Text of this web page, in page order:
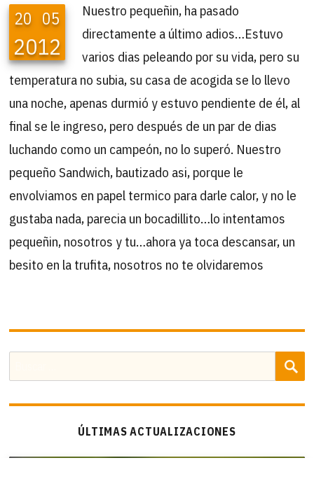
20 05
2012
Nuestro pequeñin, ha pasado
directamente a último adios…Estuvo
varios dias peleando por su vida, pero su
temperatura no subia, su casa de acogida se lo llevo
una noche, apenas durmió y estuvo pendiente de él, al
final se le ingreso, pero después de un par de dias
luchando como un campeón, no lo superó. Nuestro
pequeño Sandwich, bautizado asi, porque le
envolviamos en papel termico para darle calor, y no le
gustaba nada, parecia un bocadillito…lo intentamos
pequeñin, nosotros y tu…ahora ya toca descansar, un
besito en la trufita, nosotros no te olvidaremos
por:
ÚLTIMAS ACTUALIZACIONES